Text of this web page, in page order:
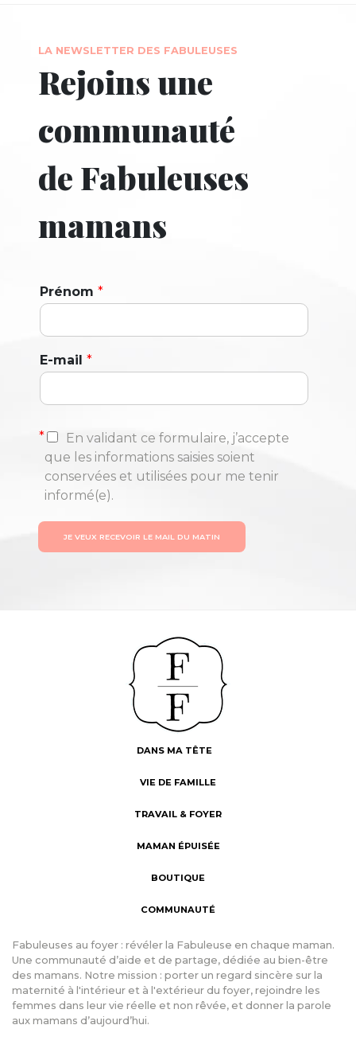
LA NEWSLETTER DES FABULEUSES
Rejoins une
communauté
de Fabuleuses
mamans
Prénom *
E-mail *
*
En validant ce formulaire, j’accepte
que les informations saisies soient
conservées et utilisées pour me tenir
informé(e).
JE VEUX RECEVOIR LE MAIL DU MATIN
DANS MA TÊTE
VIE DE FAMILLE
TRAVAIL & FOYER
MAMAN ÉPUISÉE
BOUTIQUE
COMMUNAUTÉ
Fabuleuses au foyer : révéler la Fabuleuse en chaque maman.
Une communauté d’aide et de partage, dédiée au bien-être
des mamans. Notre mission : porter un regard sincère sur la
maternité à l'intérieur et à l'extérieur du foyer, rejoindre les
femmes dans leur vie réelle et non rêvée, et donner la parole
aux mamans d’aujourd’hui.